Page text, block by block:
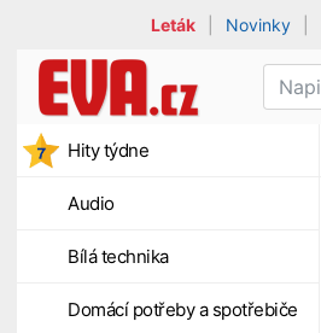
Leták Novinky
Hity týdne
Audio
Bílá technika
Domácí potřeby a spotřebiče